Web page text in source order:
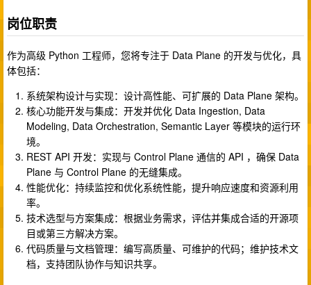
岗位职责
作为高级 Python 工程师，您将专注于 Data Plane 的开发与优化，具
体包括：
系统架构设计与实现：设计高性能、可扩展的 Data Plane 架构。
核心功能开发与集成：开发并优化 Data Ingestion, Data
Modeling, Data Orchestration, Semantic Layer 等模块的运行环
境。
REST API 开发：实现与 Control Plane 通信的 API ，确保 Data
Plane 与 Control Plane 的无缝集成。
性能优化：持续监控和优化系统性能，提升响应速度和资源利用
率。
技术选型与方案集成：根据业务需求，评估并集成合适的开源项
目或第三方解决方案。
代码质量与文档管理：编写高质量、可维护的代码；维护技术文
档，支持团队协作与知识共享。